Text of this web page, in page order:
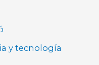
y tecnología